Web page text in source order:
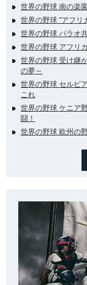
世界の野球 南の楽
世界の野球 "アフリ
世界の野球 パラオ
世界の野球 アフリ
世界の野球 受け継
の夢～
世界の野球 セルビ
これ
世界の野球 ケニア
闘！
世界の野球 欧州の